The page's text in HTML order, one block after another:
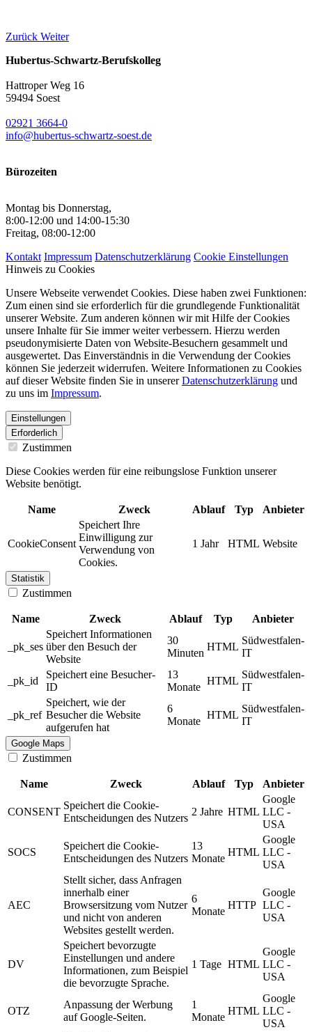
Zurück Weiter
Hubertus-Schwartz-Berufskolleg
Hattroper Weg 16
59494 Soest
02921 3664-0
info@hubertus-schwartz-soest.de
Bürozeiten
Montag bis Donnerstag,
8:00-12:00 und 14:00-15:30
Freitag, 08:00-12:00
Kontakt Impressum Datenschutzerklärung Cookie Einstellungen
Hinweis zu Cookies
Unsere Webseite verwendet Cookies. Diese haben zwei Funktionen:
Zum einen sind sie erforderlich für die grundlegende Funktionalität
unserer Website. Zum anderen können wir mit Hilfe der Cookies
unsere Inhalte für Sie immer weiter verbessern. Hierzu werden
pseudonymisierte Daten von Website-Besuchern gesammelt und
ausgewertet. Das Einverständnis in die Verwendung der Cookies
können Sie jederzeit widerrufen. Weitere Informationen zu Cookies
auf dieser Website finden Sie in unsererDatenschutzerklärung und
zu uns im Impressum.
Einstellungen
Erforderlich
Zustimmen
Diese Cookies werden für eine reibungslose Funktion unserer
Website benötigt.
Name Zweck Ablauf Typ Anbieter
CookieConsent
Speichert Ihre
Einwilligung zur
Verwendung von
Cookies.
1 Jahr HTML Website
Statistik
Zustimmen
Name Zweck Ablauf Typ Anbieter
_pk_ses
Speichert Informationen
über den Besuch der
Website
30
Minuten
HTML
Südwestfalen-
IT
_pk_id
Speichert eine Besucher-
ID
13
Monate
HTML
Südwestfalen-
IT
_pk_ref
Speichert, wie der
Besucher die Website
aufgerufen hat
6
Monate
HTML
Südwestfalen-
IT
Google Maps
Zustimmen
Name Zweck Ablauf Typ Anbieter
CONSENT
Speichert die Cookie-
Entscheidungen des Nutzers
2 Jahre HTML
Google
LLC -
USA
SOCS
Speichert die Cookie-
Entscheidungen des Nutzers
13
Monate
HTML
Google
LLC -
USA
AEC
Stellt sicher, dass Anfragen
innerhalb einer
Browsersitzung vom Nutzer
und nicht von anderen
Websites gestellt werden.
6
Monate
HTTP
Google
LLC -
USA
DV
Speichert bevorzugte
Einstellungen und andere
Informationen, zum Beispiel
die bevorzugte Sprache.
1 Tage HTML
Google
LLC -
USA
OTZ
Anpassung der Werbung
auf Google-Seiten.
1
Monate
HTML
Google
LLC -
USA